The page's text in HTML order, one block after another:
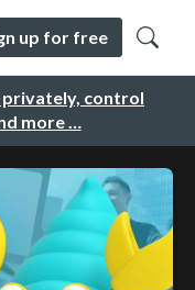
privately, control
more …
up for free